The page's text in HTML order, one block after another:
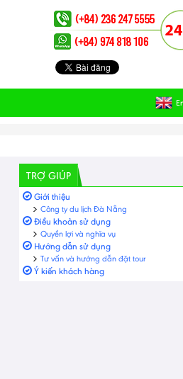
TRỢ GIÚP
Giới thiệu
Công ty du lịch Đà Nẵng
Điều khoản sử dụng
Quyền lợi và nghĩa vụ
Hướng dẫn sử dụng
Tư vấn và hướng dẫn đặt tour
Ý kiến khách hàng